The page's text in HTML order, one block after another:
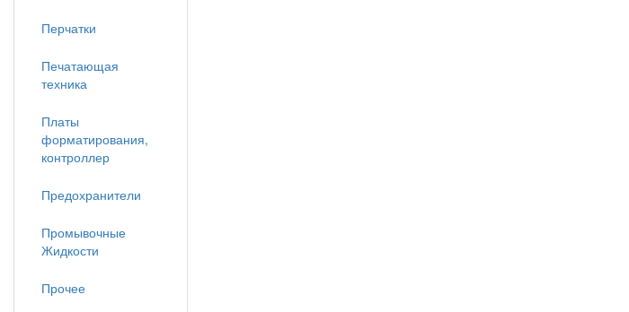
Перчатки
Печатающая
техника
Платы
форматирования,
контроллер
Предохранители
Промывочные
Жидкости
Прочее